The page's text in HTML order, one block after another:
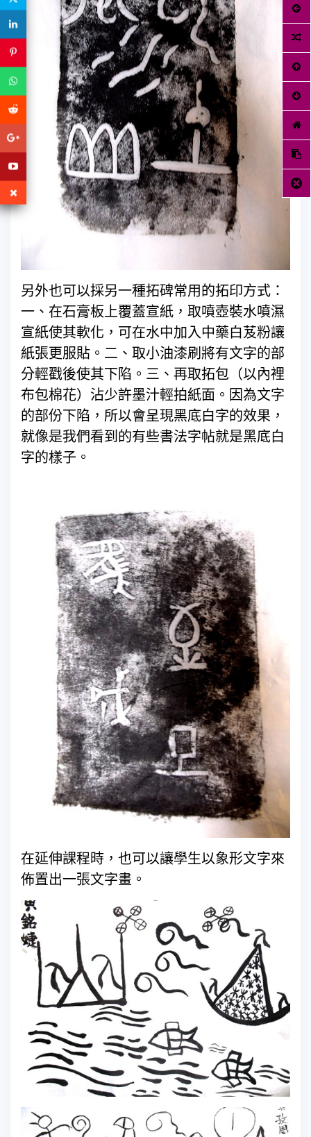
另外也可以採另一種拓碑常用的拓印方式：
一、在石膏板上覆蓋宣紙，取噴壺裝水噴濕
宣紙使其軟化，可在水中加入中藥白芨粉讓
紙張更服貼。二、取小油漆刷將有文字的部
分輕戳後使其下陷。三、再取拓包（以內裡
布包棉花）沾少許墨汁輕拍紙面。因為文字
的部份下陷，所以會呈現黑底白字的效果，
就像是我們看到的有些書法字帖就是黑底白
字的樣子。
在延伸課程時，也可以讓學生以象形文字來
佈置出一張文字畫。